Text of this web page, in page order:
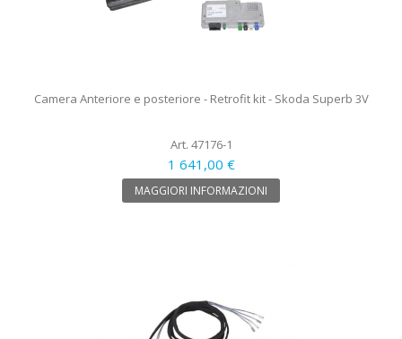
Camera Anteriore e posteriore - Retrofit kit - Skoda Superb 3V
Art. 47176-1
1 641,00 €
MAGGIORI INFORMAZIONI